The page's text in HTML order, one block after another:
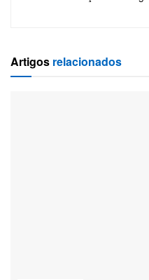
Artigos relacionados